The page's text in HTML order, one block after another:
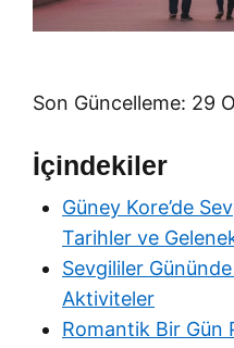
Son Güncelleme: 29
İçindekiler
Güney Kore’de
Tarihler ve
Sevgililer Gününde
Aktiviteler
Romantik Bir Gün